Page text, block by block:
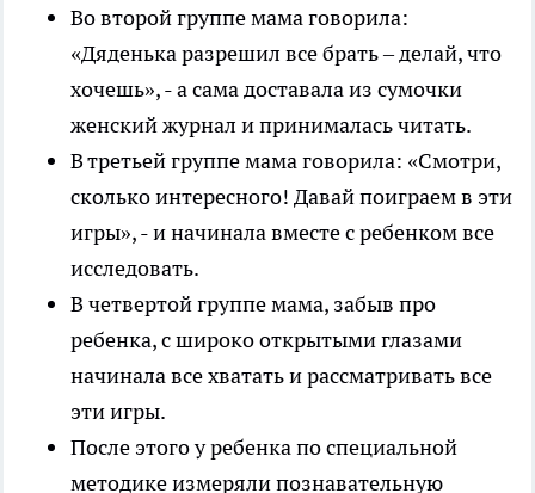
Во второй группе мама говорила:
«Дяденька разрешил все брать – делай, что
хочешь», - а сама доставала из сумочки
женский журнал и принималась читать.
В третьей группе мама говорила: «Смотри,
сколько интересного! Давай поиграем в эти
игры», - и начинала вместе с ребенком все
исследовать.
В четвертой группе мама, забыв про
ребенка, с широко открытыми глазами
начинала все хватать и рассматривать все
эти игры.
После этого у ребенка по специальной
методике измеряли познавательную